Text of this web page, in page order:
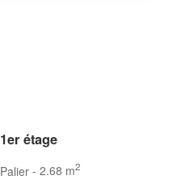
1er étage
Palier - 2.68 m2